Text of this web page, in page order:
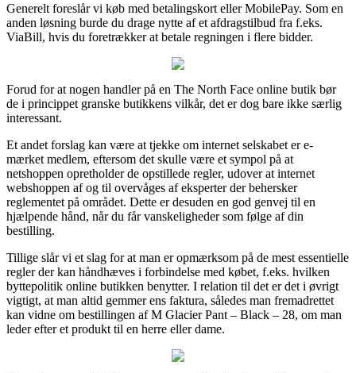
Generelt foreslår vi køb med betalingskort eller MobilePay. Som en
anden løsning burde du drage nytte af et afdragstilbud fra f.eks.
ViaBill, hvis du foretrækker at betale regningen i flere bidder.
Forud for at nogen handler på en The North Face online butik bør
de i princippet granske butikkens vilkår, det er dog bare ikke særlig
interessant.
Et andet forslag kan være at tjekke om internet selskabet er e-
mærket medlem, eftersom det skulle være et sympol på at
netshoppen opretholder de opstillede regler, udover at internet
webshoppen af og til overvåges af eksperter der behersker
reglementet på området. Dette er desuden en god genvej til en
hjælpende hånd, når du får vanskeligheder som følge af din
bestilling.
Tillige slår vi et slag for at man er opmærksom på de mest essentielle
regler der kan håndhæves i forbindelse med købet, f.eks. hvilken
byttepolitik online butikken benytter. I relation til det er det i øvrigt
vigtigt, at man altid gemmer ens faktura, således man fremadrettet
kan vidne om bestillingen af M Glacier Pant – Black – 28, om man
leder efter et produkt til en herre eller dame.